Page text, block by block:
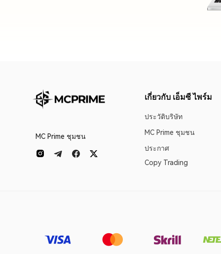
MC Prime ชุมชน
เกี่ยวกับ เอ็มซี ไพร์ม
ประวัติบริษัท
MC Prime ชุมชน
ประกาศ
Copy Trading